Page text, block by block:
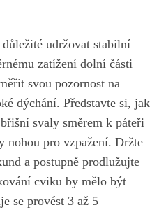
udržovat stabilní
zatížení dolní části
svou pozornost na
dýchání. Představte ⁢si, jak
⁢svaly směrem k páteři
nohou pro ​vzpažení. Držte
a postupně ⁤prodlužujte
cviku by mělo být
se provést 3 až ⁣5